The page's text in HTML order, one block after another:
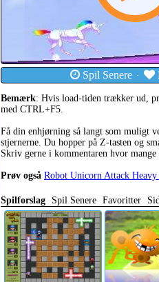
Spil Senere ·
Bemærk: Hvis load-tiden trækker ud,
med CTRL+F5.
Få din enhjørning så langt som muligt
stjernerne. Du hopper på Z-tasten og
Skriv gerne i kommentaren hvor
Prøv også Robot Unicorn Attack
Spilforslag Spil Senere Favoritter